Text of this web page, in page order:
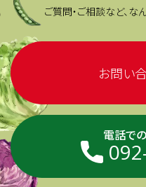
ご質問・ご相談など、な
お問い
電話で